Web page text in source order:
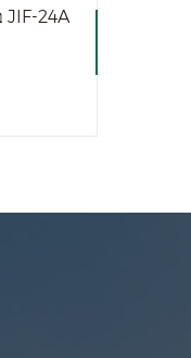
בקר קנה מידה JIF-24A